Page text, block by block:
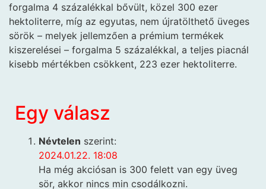
forgalma 4 százalékkal bővült, közel 300 ezer
hektoliterre, míg az egyutas, nem újratölthető üveges
sörök – melyek jellemzően a prémium termékek
kiszerelései – forgalma 5 százalékkal, a teljes piacnál
kisebb mértékben csökkent, 223 ezer hektoliterre.
Egy válasz
Névtelen szerint:
2024.01.22. 18:08
Ha még akciósan is 300 felett van egy üveg
sör, akkor nincs min csodálkozni.